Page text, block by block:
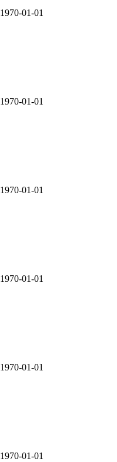
1970-01-01
1970-01-01
1970-01-01
1970-01-01
1970-01-01
1970-01-01